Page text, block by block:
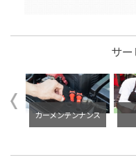
サ
交 カーメンテンナンス